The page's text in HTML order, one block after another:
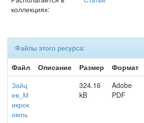
коллекциях:
Файлы этого ресурса:
Файл
Описание Размер
Формат
Зайц
ев_М
икрок
омпь
324.16
kB
Adobe
PDF